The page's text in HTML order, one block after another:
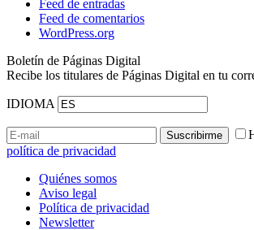
Feed de entradas
Feed de comentarios
WordPress.org
Boletín de Páginas Digital
Recibe los titulares de Páginas Digital en tu
IDIOMA
política de privacidad
Quiénes somos
Aviso legal
Política de privacidad
Newsletter